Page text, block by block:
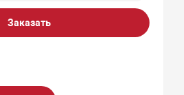
Заказать